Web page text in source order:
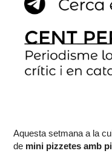
Aquesta setmana a la
de mini pizzetes amb